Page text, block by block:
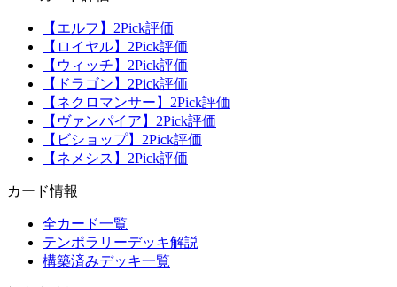
【エルフ】2Pick評価
【ロイヤル】2Pick評価
【ウィッチ】2Pick評価
【ドラゴン】2Pick評価
【ネクロマンサー】2Pick評価
【ヴァンパイア】2Pick評価
【ビショップ】2Pick評価
【ネメシス】2Pick評価
カード情報
全カード一覧
テンポラリーデッキ解説
構築済みデッキ一覧